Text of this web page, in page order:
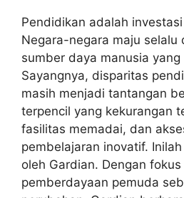
Pendidikan adalah
Negara-negara maju selalu
sumber daya manusia
Sayangnya, disparitas
masih menjadi tantangan
terpencil yang kekurangan
fasilitas memadai, dan
pembelajaran inovatif.
oleh Gardian. Dengan
pemberdayaan pemuda